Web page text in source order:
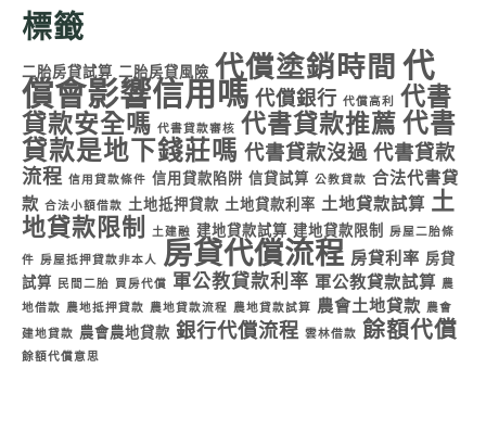
標籤
二胎房貸試算 二胎房貸風險 代償塗銷時間 代
償會影響信用嗎 代償銀行 代償高利
代書
貸款安全嗎 代書貸款審核 代書貸款推薦 代書
貸款是地下錢莊嗎 代書貸款沒過 代書貸款
流程 信用貸款條件 信用貸款陷阱 信貸試算 公教貸款 合法代書貸
款 合法小額借款 土地抵押貸款 土地貸款利率 土地貸款試算 土
地貸款限制
土建融 建地貸款試算 建地貸款限制 房屋二胎條
件 房屋抵押貸款非本人 房貸代償流程 房貸利率 房貸
試算
民間二胎 買房代償 軍公教貸款利率 軍公教貸款試算
農
地借款
農地抵押貸款 農地貸款流程 農地貸款試算 農會土地貸款 農會
建地貸款 農會農地貸款 銀行代償流程 雲林借款 餘額代償
餘額代償意思